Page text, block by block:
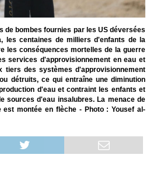
de bombes fournies par les US déversées
les centaines de milliers d'enfants de la
les conséquences mortelles de la guerre
services d'approvisionnement en eau et
tiers des systèmes d'approvisionnement
détruits, ce qui entraîne une diminution
d'eau et contraint les enfants et
sources d'eau insalubres. La menace de
est montée en flèche - Photo : Yousef al-